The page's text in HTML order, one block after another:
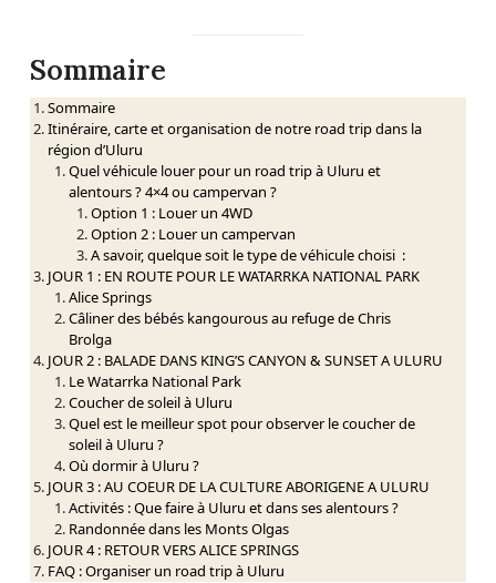
Sommaire
Sommaire
Itinéraire, carte et organisation de notre road trip dans la
région d’Uluru
Quel véhicule louer pour un road trip à Uluru et
alentours ? 4×4 ou campervan ?
Option 1 : Louer un 4WD
Option 2 : Louer un campervan
A savoir, quelque soit le type de véhicule choisi :
JOUR 1 : EN ROUTE POUR LE WATARRKA NATIONAL PARK
Alice Springs
Câliner des bébés kangourous au refuge de Chris
Brolga
JOUR 2 : BALADE DANS KING’S CANYON & SUNSET A ULURU
Le Watarrka National Park
Coucher de soleil à Uluru
Quel est le meilleur spot pour observer le coucher de
soleil à Uluru ?
Où dormir à Uluru ?
JOUR 3 : AU COEUR DE LA CULTURE ABORIGENE A ULURU
Activités : Que faire à Uluru et dans ses alentours ?
Randonnée dans les Monts Olgas
JOUR 4 : RETOUR VERS ALICE SPRINGS
FAQ : Organiser un road trip à Uluru